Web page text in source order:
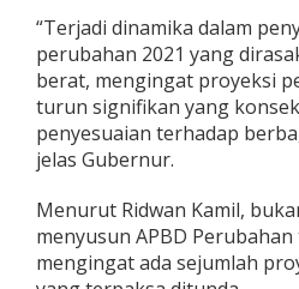
“Terjadi dinamika dalam
perubahan 2021 yang
berat, mengingat proyeksi
turun signifikan yang
penyesuaian terhadap
jelas Gubernur.
Menurut Ridwan Kamil,
menyusun APBD
mengingat ada sejumlah